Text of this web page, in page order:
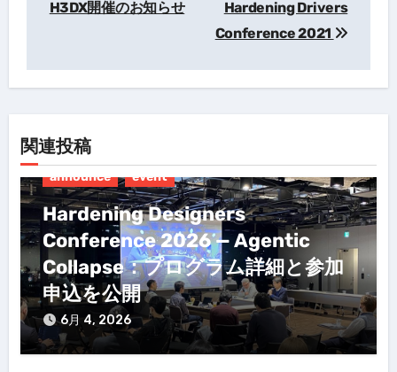
投
シ
ョ
ン
H3DX開催のお知らせ
Hardening Drivers
Conference 2021
関連投稿
announce event
Hardening Designers
Conference 2026 — Agentic
Collapse：プログラム詳細と参加
申込を公開
6月 4, 2026